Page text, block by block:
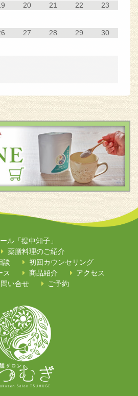
20 21 22 23
27 28 29 30
ル「提中知子」
薬膳料理のご紹介
談
初回カウンセリング
ス
商品紹介
アクセス
い合せ ご予約